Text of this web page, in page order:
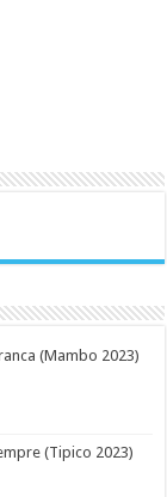
(Mambo 2023)
(Tipico 2023)